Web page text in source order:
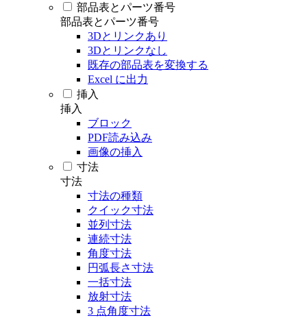
部品表とパーツ番号
部品表とパーツ番号
3Dとリンクあり
3Dとリンクなし
既存の部品表を変換する
Excel に出力
挿入
挿入
ブロック
PDF読み込み
画像の挿入
寸法
寸法
寸法の種類
クイック寸法
並列寸法
連続寸法
角度寸法
円弧長さ寸法
一括寸法
放射寸法
3 点角度寸法